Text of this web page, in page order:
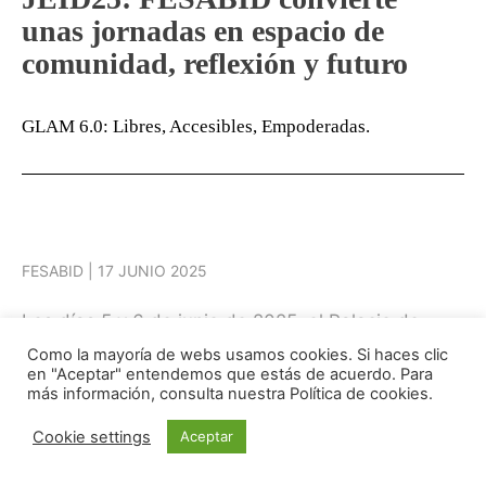
unas jornadas en espacio de
comunidad, reflexión y futuro
GLAM 6.0: Libres, Accesibles, Empoderadas.
FESABID | 17 JUNIO 2025
Los días 5 y 6 de junio de 2025, el Palacio de
Congresos Europa de Vitoria-Gasteiz reunió
a profesionales de bibliotecas, archivos, museos y
centros de documentación de todo el país en el
marco de lasXIX Jornadas Españolas de
Como la mayoría de webs usamos cookies. Si haces clic
en "Aceptar" entendemos que estás de acuerdo. Para
más información, consulta nuestra Política de cookies.
Cookie settings Aceptar